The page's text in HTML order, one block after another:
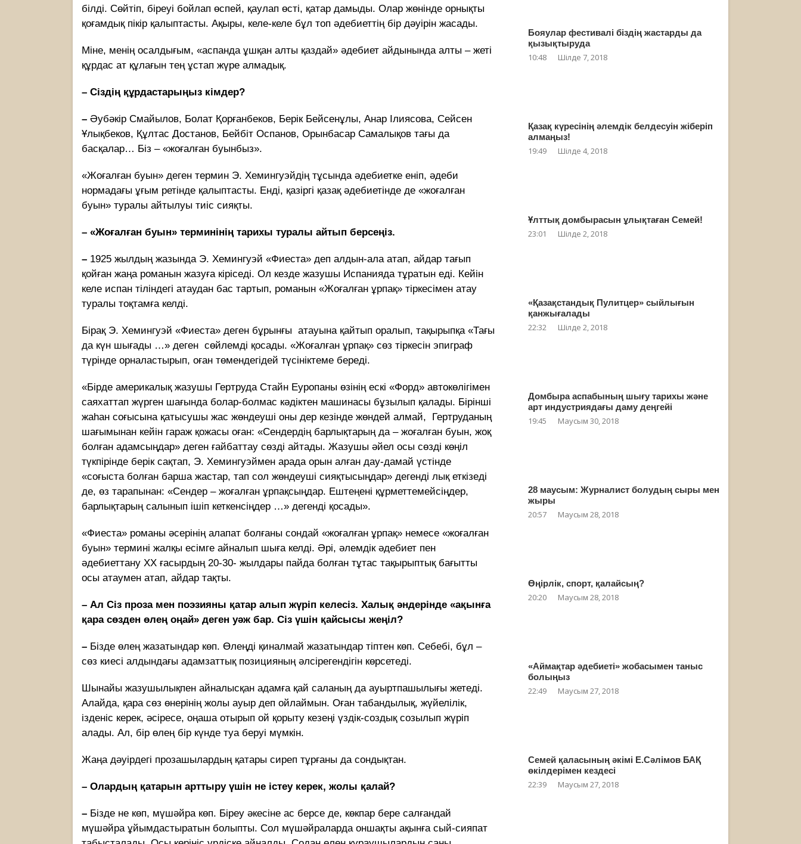
білді. Сөйтіп, біреуі бойлап өспей, қаулап өсті, қатар дамыды. Олар жөнінде орнықты
қоғамдық пікір қалыптасты. Ақыры, келе-келе бұл топ әдебиеттің бір дәуірін жасады.
Міне, менің осалдығым, «аспанда ұшқан алты қаздай» әдебиет айдынында алты – жеті
құрдас ат құлағын тең ұстап жүре алмадық.
– Сіздің құрдастарыңыз кімдер?
– Әубәкір Смайылов, Болат Қорғанбеков, Берік Бейсенұлы, Анар Ілиясова, Сейсен
Ұлықбеков, Құлтас Достанов, Бейбіт Оспанов, Орынбасар Самалықов тағы да
басқалар… Біз – «жоғалған буынбыз».
«Жоғалған буын» деген термин Э. Хемингуэйдің тұсында әдебиетке еніп, әдеби
нормадағы ұғым ретінде қалыптасты. Енді, қазіргі қазақ әдебиетінде де «жоғалған
буын» туралы айтылуы тиіс сияқты.
– «Жоғалған буын» терминінің тарихы туралы айтып берсеңіз.
– 1925 жылдың жазында Э. Хемингуэй «Фиеста» деп алдын-ала атап, айдар тағып
қойған жаңа романын жазуға кіріседі. Ол кезде жазушы Испанияда тұратын еді. Кейін
келе испан тіліндегі атаудан бас тартып, романын «Жоғалған ұрпақ» тіркесімен атау
туралы тоқтамға келді.
Бірақ Э. Хемингуэй «Фиеста» деген бұрынғы атауына қайтып оралып, тақырыпқа «Тағы
да күн шығады …» деген сөйлемді қосады. «Жоғалған ұрпақ» сөз тіркесін эпиграф
түрінде орналастырып, оған төмендегідей түсініктеме береді.
«Бірде америкалық жазушы Гертруда Стайн Еуропаны өзінің ескі «Форд» автокөлігімен
саяхаттап жүрген шағында болар-болмас кәдіктен машинасы бұзылып қалады. Бірінші
жаһан соғысына қатысушы жас жөндеуші оны дер кезінде жөндей алмай, Гертруданың
шағымынан кейін гараж қожасы оған: «Сендердің барлықтарың да – жоғалған буын, жоқ
болған адамсыңдар» деген ғайбаттау сөзді айтады. Жазушы әйел осы сөзді көңіл
түкпірінде берік сақтап, Э. Хемингуэймен арада орын алған дау-дамай үстінде
«соғыста болған барша жастар, тап сол жөндеуші сияқтысыңдар» дегенді лық еткізеді
де, өз тарапынан: «Сендер – жоғалған ұрпақсыңдар. Ештеңені құрметтемейсіңдер,
барлықтарың салынып ішіп кеткенсіңдер …» дегенді қосады».
«Фиеста» романы әсерінің алапат болғаны сондай «жоғалған ұрпақ» немесе «жоғалған
буын» термині жалқы есімге айналып шыға келді. Әрі, әлемдік әдебиет пен
әдебиеттану ХХ ғасырдың 20-30- жылдары пайда болған тұтас тақырыптық бағытты
осы атаумен атап, айдар тақты.
– Ал Сіз проза мен поэзияны қатар алып жүріп келесіз. Халық әндерінде «ақынға
қара сөзден өлең оңай» деген уәж бар. Сіз үшін қайсысы жеңіл?
– Бізде өлең жазатындар көп. Өлеңді қиналмай жазатындар тіптен көп. Себебі, бұл –
сөз киесі алдындағы адамзаттық позицияның әлсірегендігін көрсетеді.
Шынайы жазушылықпен айналысқан адамға қай саланың да ауыртпашылығы жетеді.
Алайда, қара сөз өнерінің жолы ауыр деп ойлаймын. Оған табандылық, жүйелілік,
ізденіс керек, әсіресе, оңаша отырып ой қорыту кезеңі үздік-создық созылып жүріп
алады. Ал, бір өлең бір күнде туа беруі мүмкін.
Жаңа дәуірдегі прозашылардың қатары сиреп тұрғаны да сондықтан.
– Олардың қатарын арттыру үшін не істеу керек, жолы қалай?
– Бізде не көп, мүшәйра көп. Біреу әкесіне ас берсе де, көкпар бере салғандай
мүшәйра ұйымдастыратын болыпты. Сол мүшәйраларда оншақты ақынға сый-сияпат
Бояулар фестивалі біздің жастарды да
қызықтыруда
10:48 Шілде 7, 2018
Қазақ күресінің әлемдік белдесуін жіберіп
алмаңыз!
19:49 Шілде 4, 2018
Ұлттық домбырасын ұлықтаған Семей!
23:01 Шілде 2, 2018
«Қазақстандық Пулитцер» сыйлығын
қанжығалады
22:32 Шілде 2, 2018
Домбыра аспабының шығу тарихы және
арт индустриядағы даму деңгейі
19:45 Маусым 30, 2018
28 маусым: Журналист болудың сыры мен
жыры
20:57 Маусым 28, 2018
Өңірлік, спорт, қалайсың?
20:20 Маусым 28, 2018
«Аймақтар әдебиеті» жобасымен таныс
болыңыз
22:49 Маусым 27, 2018
Семей қаласының әкімі Е.Сәлімов БАҚ
өкілдерімен кездесі
22:39 Маусым 27, 2018